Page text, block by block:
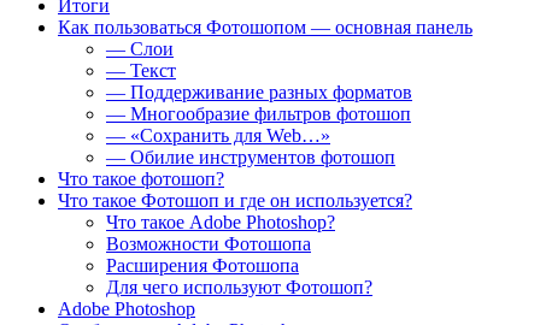
Итоги
Как пользоваться Фотошопом — основная панель
— Слои
— Текст
— Поддерживание разных форматов
— Многообразие фильтров фотошоп
— «Сохранить для Web…»
— Обилие инструментов фотошоп
Что такое фотошоп?
Что такое Фотошоп и где он используется?
Что такое Adobe Photoshop?
Возможности Фотошопа
Расширения Фотошопа
Для чего используют Фотошоп?
Adobe Photoshop